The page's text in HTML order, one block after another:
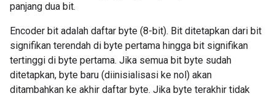
panjang dua bit.
Encoder bit adalah daftar byte (8-bit). Bit ditetapkan dari bit
signifikan terendah di byte pertama hingga bit signifikan
tertinggi di byte pertama. Jika semua bit byte sudah
ditetapkan, byte baru (diinisialisasi ke nol) akan
ditambahkan ke akhir daftar byte. Jika byte terakhir tidak